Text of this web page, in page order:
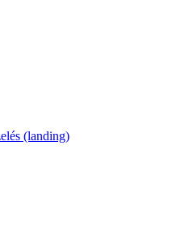
(landing)